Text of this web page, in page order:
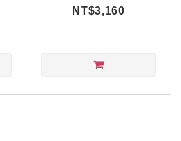
NT$3,160